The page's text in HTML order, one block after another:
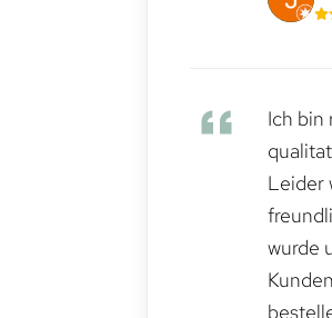
Ich bin
Leider
wurde